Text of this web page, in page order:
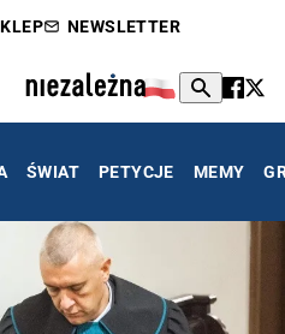
NEWSLETTER
ŚWIAT PETYCJE MEMY